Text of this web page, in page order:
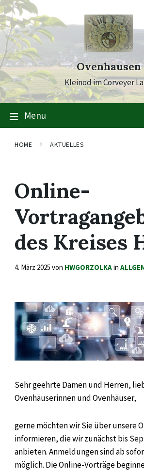
Skip
to
content
Skip
to
main
navigation
Skip
to
footer
Ovenhausen
Kleinod im Corveyer
Menu
HOME AKTUELLES
Online-
des Kreises
4. März 2025 von HWGORZOLKAin
Sehr geehrte Damen und Herren,
Ovenhäuserinnen und Ovenhäuser,
gerne möchten wir Sie über unsere
informieren, die wir zunächst bis
anbieten. Anmeldungen sind ab
möglich. Die Online-Vorträge